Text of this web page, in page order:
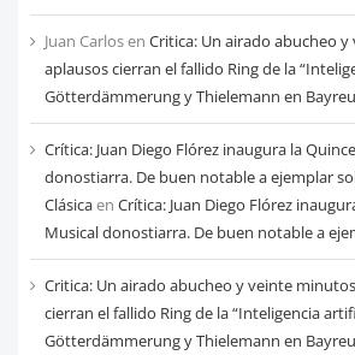
Juan Carlosen Critica: Un airado abucheo
aplausos cierran el fallido Ring de la
Götterdämmerung y Thielemann en
Crítica: Juan Diego Flórez inaugura la
donostiarra. De buen notable a ejemplar
Clásicaen Crítica: Juan Diego Flórez
Musical donostiarra. De buen notable a
Critica: Un airado abucheo y veinte
cierran el fallido Ring de la “Inteligencia
Götterdämmerung y Thielemann en